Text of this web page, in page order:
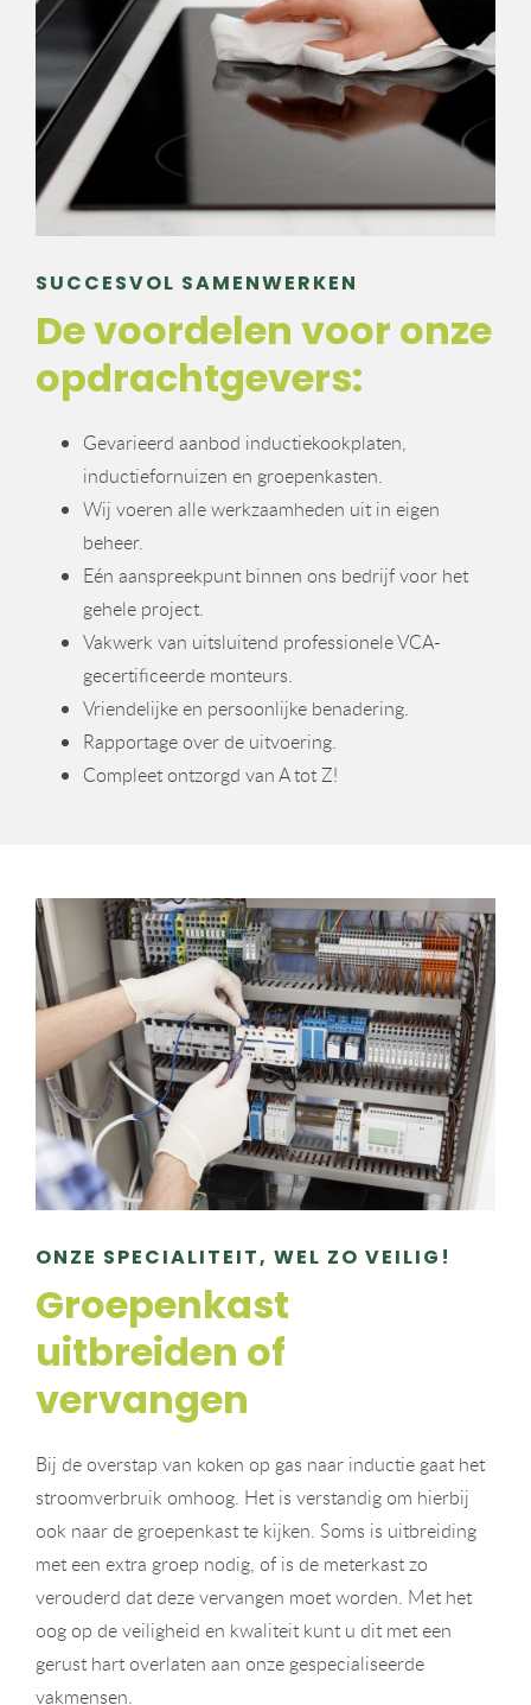
SUCCESVOL SAMENWERKEN
De voordelen voor onze
opdrachtgevers:
Gevarieerd aanbod inductiekookplaten,
inductiefornuizen en groepenkasten.
Wij voeren alle werkzaamheden uit in eigen
beheer.
Eén aanspreekpunt binnen ons bedrijf voor het
gehele project.
Vakwerk van uitsluitend professionele VCA-
gecertificeerde monteurs.
Vriendelijke en persoonlijke benadering.
Rapportage over de uitvoering.
Compleet ontzorgd van A tot Z!
ONZE SPECIALITEIT, WEL ZO VEILIG!
Groepenkast
uitbreiden of
vervangen
Bij de overstap van koken op gas naar inductie gaat het
stroomverbruik omhoog. Het is verstandig om hierbij
ook naar de groepenkast te kijken. Soms is uitbreiding
met een extra groep nodig, of is de meterkast zo
verouderd dat deze vervangen moet worden. Met het
oog op de veiligheid en kwaliteit kunt u dit met een
gerust hart overlaten aan onze gespecialiseerde
vakmensen.